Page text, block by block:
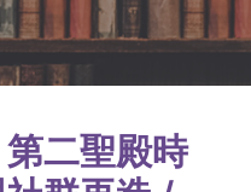
二聖殿時